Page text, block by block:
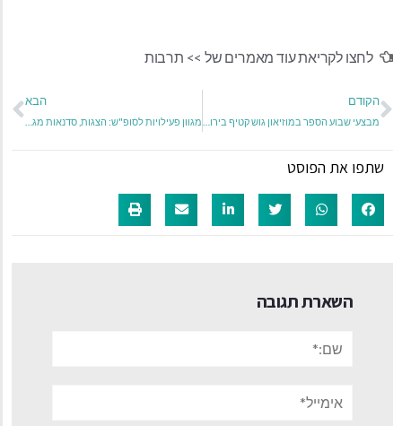
לחצו לקריאת עוד מאמרים של >> תרבות
הקודם הבא
שתפו את הפוסט
השארת תגובה